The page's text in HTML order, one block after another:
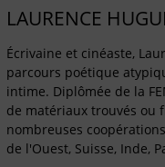
LAURENCE
Écrivaine et cinéaste,
parcours poétique
intime. Diplômée de la
de matériaux trouvés ou
nombreuses
de l'Ouest, Suisse, Inde,